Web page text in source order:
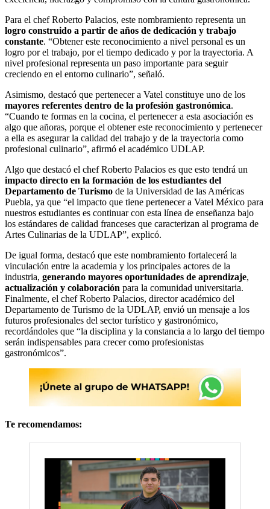
Para el chef Roberto Palacios, este nombramiento representa un
logro construido a partir de años de dedicación y trabajo
constante. “Obtener este reconocimiento a nivel personal es un
logro por el trabajo, por el tiempo dedicado y por la trayectoria. A
nivel profesional representa un paso importante para seguir
creciendo en el entorno culinario”, señaló.
Asimismo, destacó que pertenecer a Vatel constituye uno de los
mayores referentes dentro de la profesión gastronómica.
“Cuando te formas en la cocina, el pertenecer a esta asociación es
algo que añoras, porque el obtener este reconocimiento y pertenecer
a ella es asegurar la calidad del trabajo y de la trayectoria como
profesional culinario”, afirmó el académico UDLAP.
Algo que destacó el chef Roberto Palacios es que esto tendrá un
impacto directo en la formación de los estudiantes del
Departamento de Turismo de la Universidad de las Américas
Puebla, ya que “el impacto que tiene pertenecer a Vatel México para
nuestros estudiantes es continuar con esta línea de enseñanza bajo
los estándares de calidad franceses que caracterizan al programa de
Artes Culinarias de la UDLAP”, explicó.
De igual forma, destacó que este nombramiento fortalecerá la
vinculación entre la academia y los principales actores de la
industria, generando mayores oportunidades de aprendizaje,
actualización y colaboración para la comunidad universitaria.
Finalmente, el chef Roberto Palacios, director académico del
Departamento de Turismo de la UDLAP, envió un mensaje a los
futuros profesionales del sector turístico y gastronómico,
recordándoles que “la disciplina y la constancia a lo largo del tiempo
serán indispensables para crecer como profesionistas
gastronómicos”.
Te recomendamos: